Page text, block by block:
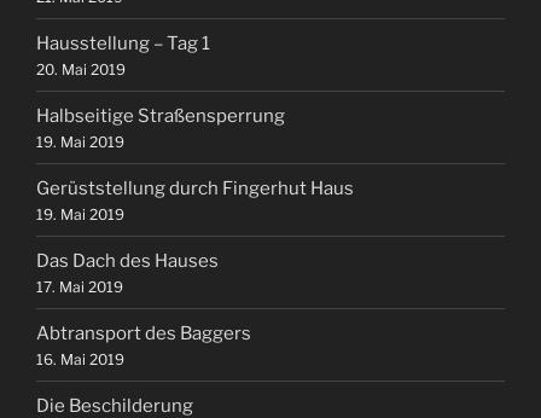
Hausstellung – Tag 1
20. Mai 2019
Halbseitige Straßensperrung
19. Mai 2019
Gerüststellung durch Fingerhut Haus
19. Mai 2019
Das Dach des Hauses
17. Mai 2019
Abtransport des Baggers
16. Mai 2019
Die Beschilderung